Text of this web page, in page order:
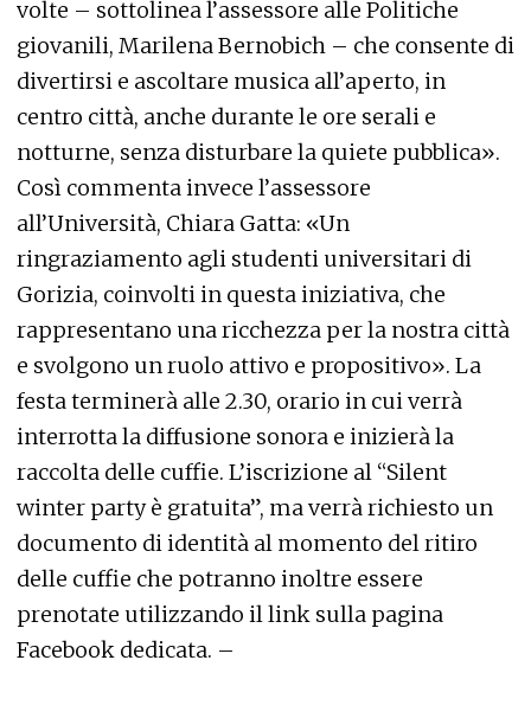
volte – sottolinea l’assessore alle Politiche
giovanili, Marilena Bernobich – che consente di
divertirsi e ascoltare musica all’aperto, in
centro città, anche durante le ore serali e
notturne, senza disturbare la quiete pubblica».
Così commenta invece l’assessore
all’Università, Chiara Gatta: «Un
ringraziamento agli studenti universitari di
Gorizia, coinvolti in questa iniziativa, che
rappresentano una ricchezza per la nostra città
e svolgono un ruolo attivo e propositivo». La
festa terminerà alle 2.30, orario in cui verrà
interrotta la diffusione sonora e inizierà la
raccolta delle cuffie. L’iscrizione al “Silent
winter party è gratuita”, ma verrà richiesto un
documento di identità al momento del ritiro
delle cuffie che potranno inoltre essere
prenotate utilizzando il link sulla pagina
Facebook dedicata. –